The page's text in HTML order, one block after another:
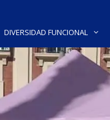
DIVERSIDAD FUNCIONAL